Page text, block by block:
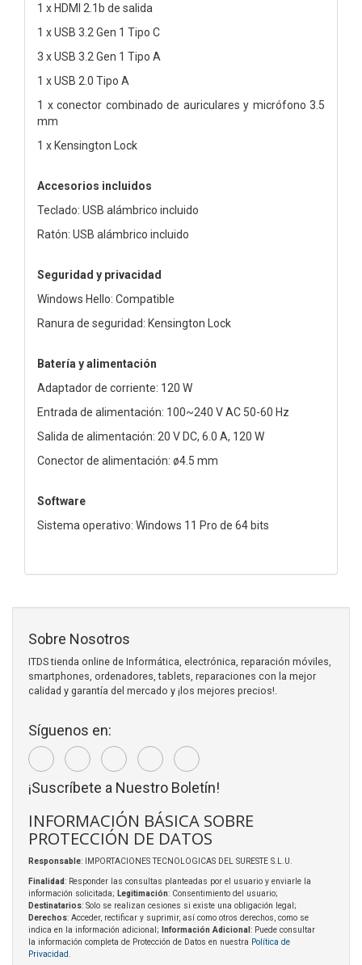
1 x HDMI 2.1b de salida
1 x USB 3.2 Gen 1 Tipo C
3 x USB 3.2 Gen 1 Tipo A
1 x USB 2.0 Tipo A
1 x conector combinado de auriculares y micrófono 3.5
mm
1 x Kensington Lock
Accesorios incluidos
Teclado: USB alámbrico incluido
Ratón: USB alámbrico incluido
Seguridad y privacidad
Windows Hello: Compatible
Ranura de seguridad: Kensington Lock
Batería y alimentación
Adaptador de corriente: 120 W
Entrada de alimentación: 100~240 V AC 50-60 Hz
Salida de alimentación: 20 V DC, 6.0 A, 120 W
Conector de alimentación: ø4.5 mm
Software
Sistema operativo: Windows 11 Pro de 64 bits
Sobre Nosotros
ITDS tienda online de Informática, electrónica, reparación móviles,
smartphones, ordenadores, tablets, reparaciones con la mejor
calidad y garantía del mercado y ¡los mejores precios!.
Síguenos en:
¡Suscríbete a Nuestro Boletín!
INFORMACIÓN BÁSICA SOBRE
PROTECCIÓN DE DATOS
Responsable: IMPORTACIONES TECNOLOGICAS DEL SURESTE S.L.U.
Finalidad: Responder las consultas planteadas por el usuario y enviarle la
información solicitada; Legitimación: Consentimiento del usuario;
Destinatarios: Solo se realizan cesiones si existe una obligación legal;
Derechos: Acceder, rectificar y suprimir, así como otros derechos, como se
indica en la información adicional;
Información Adicional : Puede consultar
la información completa de Protección de Datos en nuestra Política de
Privacidad